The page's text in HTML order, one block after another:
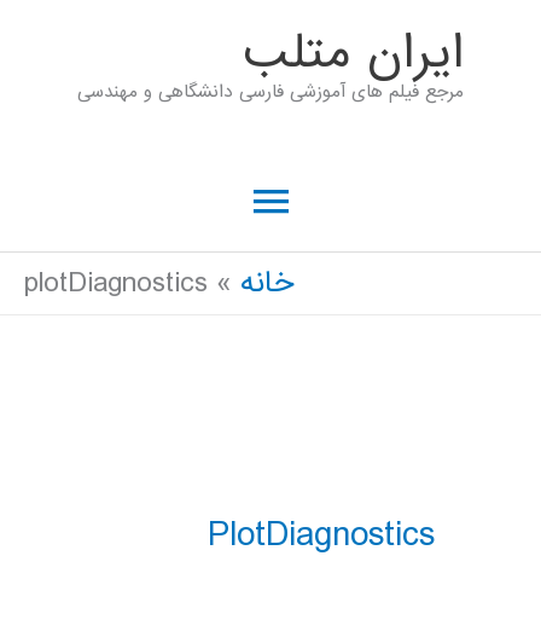
ايران متلب
مرجع فیلم های آموزشی فارسی دانشگاهی و مهندسی
فهرست
اصلی
خانه plotDiagnostics
PlotDiagnostics